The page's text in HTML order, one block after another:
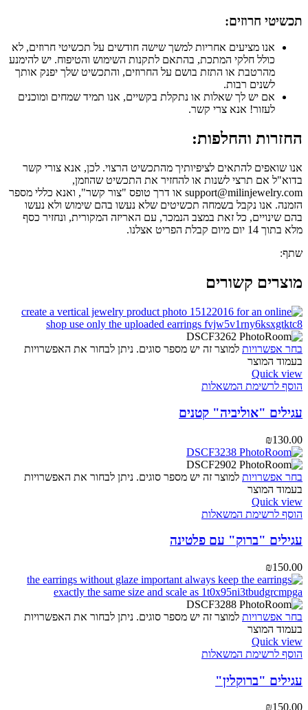
תכשיטי חרוזים:
אנו מציעים אחריות למשך שישה חודשים על תכשיטי חרוזים, לא
כולל חלקי המתכת, בהתאם לתקנות השימוש והטיפוח. יש להימנע
מהרטבת או התזת בושם על החרוזים, והתכשיט שלך יפנק אותך
לשנים רבות.
אם יש לך שאלות או נתקלת בקשיים, אנו תמיד שמחים ומוכנים
לעזור! אנא צרי קשר.
החזרות והחלפות:
אנו שואפים להתאים לציפיותיך מהתכשיט הרצוי. לכן, אנא צורי קשר
בדוא"ל אם תרצי לשנות או להחזיר את התכשיט שהוזמן,
support@milinjewelry.com או דרך טופס "צור קשר", ואנא כללי מספר
הזמנה. אנו נקבל בשמחה תכשיטים שלא נעשו בהם שימוש ולא נעשו
בהם שינויים, כל זאת במצב הנמכר, עם האריזה המקורית, ונחזיר כסף
מלא בתוך 14 יום מיום קבלת הפריט אצלנו.
שתף:
מוצרים קשורים
בחר אפשרויות למוצר זה יש מספר סוגים. ניתן לבחור את האפשרויות
בעמוד המוצר
Quick view
הוסף לרשימת המשאלות
עגילים "אוליביה" קטנים
₪130.00
בחר אפשרויות למוצר זה יש מספר סוגים. ניתן לבחור את האפשרויות
בעמוד המוצר
Quick view
הוסף לרשימת המשאלות
עגילים "ברוק" עם פלטינה
₪150.00
בחר אפשרויות למוצר זה יש מספר סוגים. ניתן לבחור את האפשרויות
בעמוד המוצר
Quick view
הוסף לרשימת המשאלות
עגילים "ברוקלין"
₪150.00